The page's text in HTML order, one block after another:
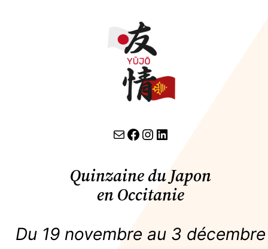
contact par email lien facebook Instagram LinkedIn
Quinzaine du Japon
en Occitanie
Du 19 novembre au 3 décembre